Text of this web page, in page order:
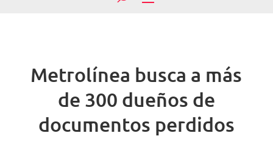
Metrolínea busca a más
de 300 dueños de
documentos perdidos